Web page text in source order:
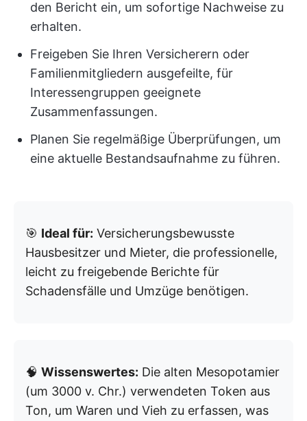
den Bericht ein, um sofortige Nachweise zu
erhalten.
Freigeben Sie Ihren Versicherern oder
Familienmitgliedern ausgefeilte, für
Interessengruppen geeignete
Zusammenfassungen.
Planen Sie regelmäßige Überprüfungen, um
eine aktuelle Bestandsaufnahme zu führen.
🎯 Ideal für: Versicherungsbewusste
Hausbesitzer und Mieter, die professionelle,
leicht zu freigebende Berichte für
Schadensfälle und Umzüge benötigen.
🧠 Wissenswertes: Die alten Mesopotamier
(um 3000 v. Chr.) verwendeten Token aus
Ton, um Waren und Vieh zu erfassen, was